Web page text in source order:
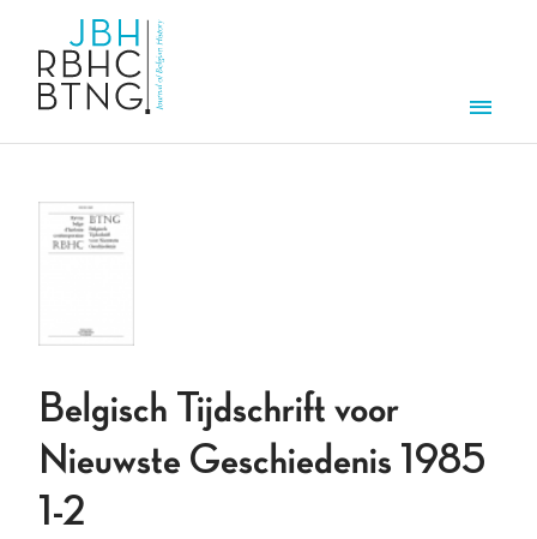
Belgisch Tijdschrift voor
Nieuwste Geschiedenis 1985
1-2